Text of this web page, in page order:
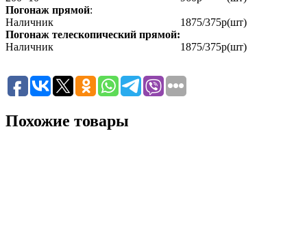
Погонаж прямой:
Наличник
1875/375р(шт)
Погонаж телескопический прямой:
Наличник
1875/375р(шт)
Похожие товары